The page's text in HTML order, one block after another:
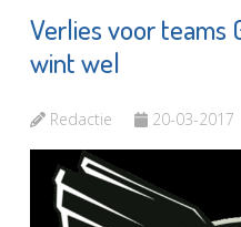
Verlies voor teams
wint wel
Redactie 20-03-2017